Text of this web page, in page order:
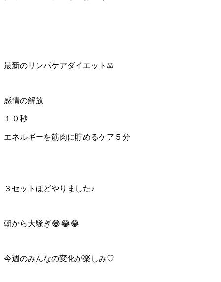
最新のリンパケアダイエット⚖️
感情の解放
１０秒
エネルギーを筋肉に貯めるケア５分
３セットほどやりました♪
朝から大騒ぎ😂😂😂
今週のみんなの変化が楽しみ♡